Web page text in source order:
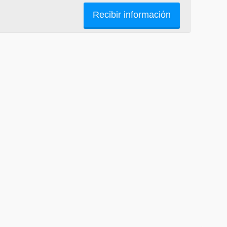
Recibir información